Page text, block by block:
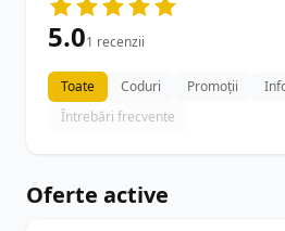
5.01 recenzii
Toate Coduri Promoții
Întrebări frecvente
Oferte active